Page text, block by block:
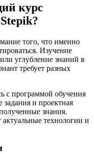
курс
того, что именно
Изучение
углубление знаний в
требует разных
с программой обучения
и проектная
знания.
актуальные технологии и